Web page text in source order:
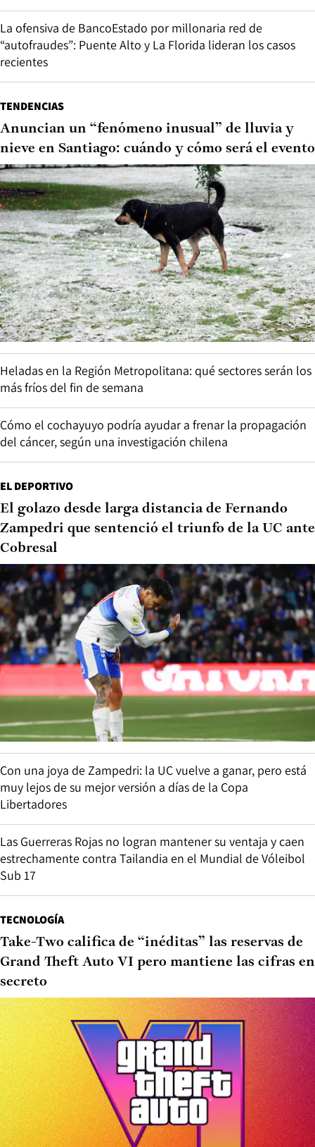
La ofensiva de BancoEstado por millonaria red de
“autofraudes”: Puente Alto y La Florida lideran los casos
recientes
TENDENCIAS
Anuncian un “fenómeno inusual” de lluvia y
nieve en Santiago: cuándo y cómo será el evento
Heladas en la Región Metropolitana: qué sectores serán los
más fríos del fin de semana
Cómo el cochayuyo podría ayudar a frenar la propagación
del cáncer, según una investigación chilena
EL DEPORTIVO
El golazo desde larga distancia de Fernando
Zampedri que sentenció el triunfo de la UC ante
Cobresal
Con una joya de Zampedri: la UC vuelve a ganar, pero está
muy lejos de su mejor versión a días de la Copa
Libertadores
Las Guerreras Rojas no logran mantener su ventaja y caen
estrechamente contra Tailandia en el Mundial de Vóleibol
Sub 17
TECNOLOGÍA
Take-Two califica de “inéditas” las reservas de
Grand Theft Auto VI pero mantiene las cifras en
secreto